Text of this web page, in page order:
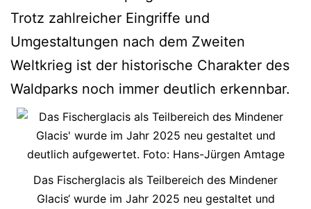
Trotz zahlreicher Eingriffe und
Umgestaltungen nach dem Zweiten
Weltkrieg ist der historische Charakter des
Waldparks noch immer deutlich erkennbar.
Das Fischerglacis als Teilbereich des Mindener
Glacis‘ wurde im Jahr 2025 neu gestaltet und